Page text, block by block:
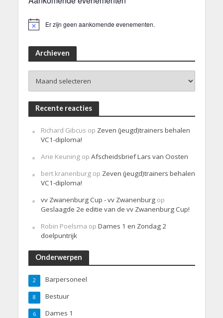
Er zijn geen aankomende evenementen.
Archieven
Recente reacties
Richard Gibcus op Zeven (jeugd)trainers behalen
VC1-diploma!
Arie Keuningop Afscheidsbrief Lars van Oosten
bert kranenburgop Zeven (jeugd)trainers behalen
VC1-diploma!
vv Zwanenburg Cup - vv Zwanenburgop
Geslaagde 2e editie van de vv Zwanenburg Cup!
Robin Poelsma op Dames 1 en Zondag 2
doelpuntrijk
Onderwerpen
Barpersoneel
2
Bestuur
8
Dames 1
6